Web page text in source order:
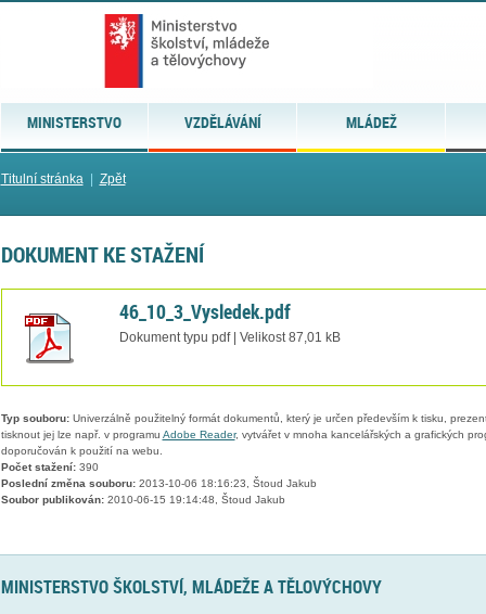
MINISTERSTVO VZDĚLÁVÁNÍ MLÁDEŽ
Titulní stránka| Zpět
DOKUMENT KE STAŽENÍ
46_10_3_Vysledek.pdf
Dokument typu pdf | Velikost 87,01 kB
Typ souboru:Univerzálně použitelný formát dokumentů, který je určen především k tisku,
tisknout jej lze např. v programu Adobe Reader, vytvářet v mnoha kancelářských a grafických
doporučován k použití na webu.
Počet stažení:390
Poslední změna souboru:2013-10-06 18:16:23, Štoud Jakub
Soubor publikován:2010-06-15 19:14:48, Štoud Jakub
MINISTERSTVO ŠKOLSTVÍ, MLÁDEŽE A TĚLOVÝCHOVY